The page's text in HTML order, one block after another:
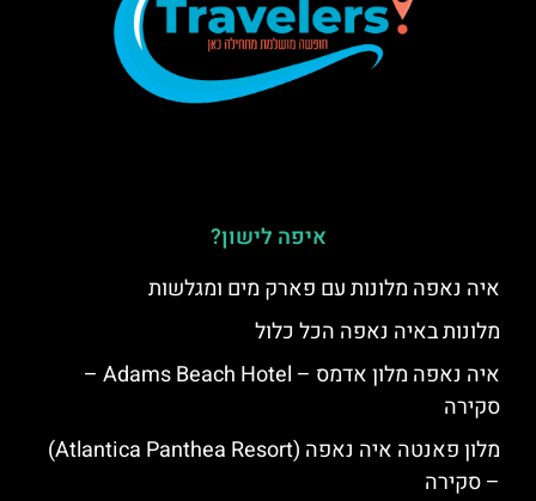
איפה לישון?
איה נאפה מלונות עם פארק מים ומגלשות
מלונות באיה נאפה הכל כלול
איה נאפה מלון אדמס – Adams Beach Hotel –
סקירה
מלון פאנטה איה נאפה (Atlantica Panthea Resort)
– סקירה